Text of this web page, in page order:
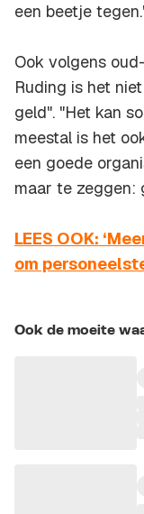
een beetje
Ook volgens
Ruding is het
geld". "Het kan
meestal is het
een goede
maar te zeggen:
LEES OOK:
om
Ook de moeite